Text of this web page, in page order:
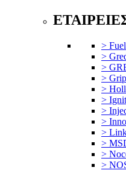
>
>
>
>
>
>
>
>
>
>
>
>